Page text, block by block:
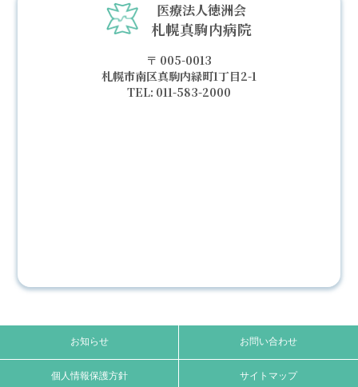
医療法人徳洲会
札幌真駒内病院
005-0013
札幌市南区真駒内緑町1丁目2-1
011-583-2000
お知らせ お問い合わせ
個人情報保護方針 サイトマップ